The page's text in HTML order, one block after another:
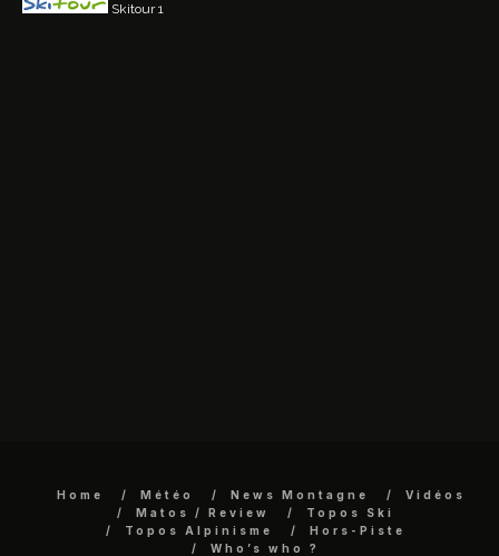
Skitour1
Home Météo News Montagne
Vidéos
Matos / Review
Topos Ski
Topos Alpinisme
Hors-Piste
Who’s who ?